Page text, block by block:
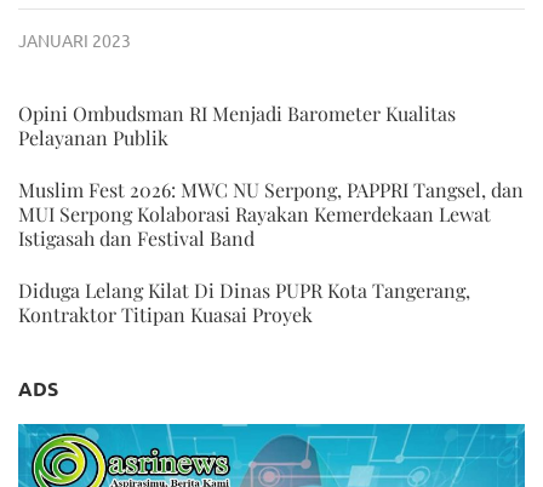
JANUARI 2023
Opini Ombudsman RI Menjadi Barometer Kualitas
Pelayanan Publik
Muslim Fest 2026: MWC NU Serpong, PAPPRI Tangsel, dan
MUI Serpong Kolaborasi Rayakan Kemerdekaan Lewat
Istigasah dan Festival Band
Diduga Lelang Kilat Di Dinas PUPR Kota Tangerang,
Kontraktor Titipan Kuasai Proyek
ADS